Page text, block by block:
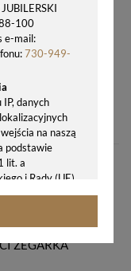
100
e-mail:
730-949-
danych
na naszą
podstawie
lit. a
i Rady (UE)
osób
danych
ZEGARKA